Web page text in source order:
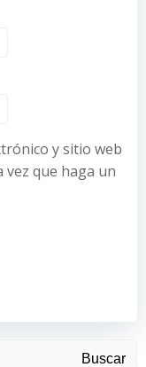
y sitio web
que haga un
Buscar